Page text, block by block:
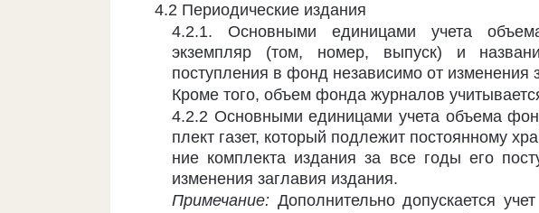
4.2 Периодические издания
4.2.1. Основными единицами учета
экземпляр (том, номер, выпуск) и
поступления в фонд неза­висимо от изменения
Кроме того, объем фонда журналов
4.2.2 Основными единицами учета объема
плект газет, который подлежит постоянному
ние комплекта издания за все годы его
изме­нения заглавия издания.
Примечание: Дополнительно допускается